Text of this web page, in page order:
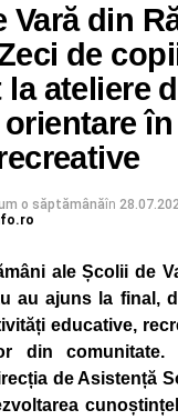
Vară din
de
ateliere
o săptămânăîn
ale Școlii de
au ajuns la final,
educative,
din
de Asistență